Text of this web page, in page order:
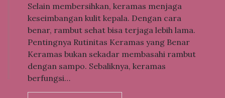
Selain membersihkan, keramas menjaga
keseimbangan kulit kepala. Dengan cara
benar, rambut sehat bisa terjaga lebih lama.
Pentingnya Rutinitas Keramas yang Benar
Keramas bukan sekadar membasahi rambut
dengan sampo. Sebaliknya, keramas
berfungsi…